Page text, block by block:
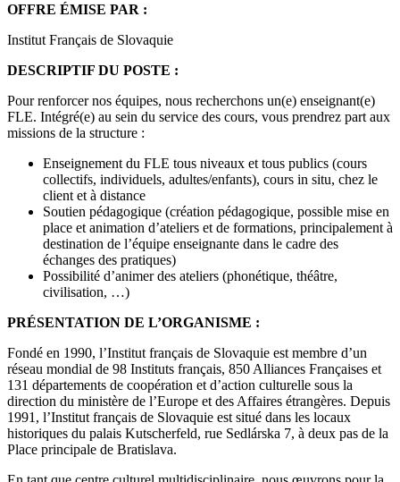
OFFRE ÉMISE PAR :
Institut Français de Slovaquie
DESCRIPTIF DU POSTE :
Pour renforcer nos équipes, nous recherchons un(e) enseignant(e)
FLE. Intégré(e) au sein du service des cours, vous prendrez part aux
missions de la structure :
Enseignement du FLE tous niveaux et tous publics (cours
collectifs, individuels, adultes/enfants), cours in situ, chez le
client et à distance
Soutien pédagogique (création pédagogique, possible mise en
place et animation d’ateliers et de formations, principalement à
destination de l’équipe enseignante dans le cadre des
échanges des pratiques)
Possibilité d’animer des ateliers (phonétique, théâtre,
civilisation, …)
PRÉSENTATION DE L’ORGANISME :
Fondé en 1990, l’Institut français de Slovaquie est membre d’un
réseau mondial de 98 Instituts français, 850 Alliances Françaises et
131 départements de coopération et d’action culturelle sous la
direction du ministère de l’Europe et des Affaires étrangères. Depuis
1991, l’Institut français de Slovaquie est situé dans les locaux
historiques du palais Kutscherfeld, rue Sedlárska 7, à deux pas de la
Place principale de Bratislava.